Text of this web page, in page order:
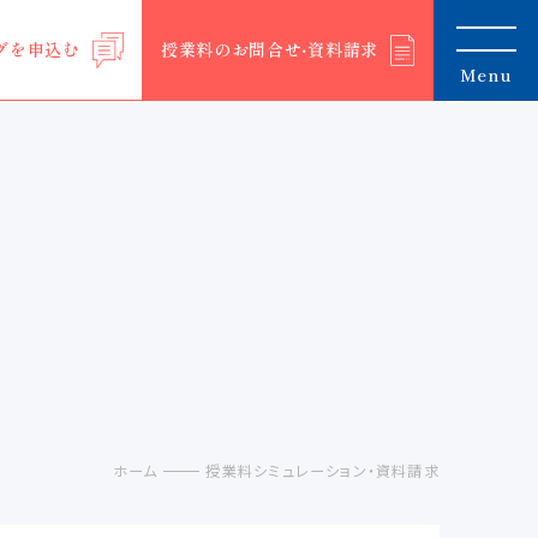
を申込む
授業料のお問合せ‧資料請求
Menu
ホーム 授業料シミュレーション・資料請求